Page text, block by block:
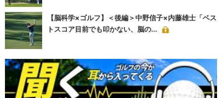
【脳科学×ゴルフ】＜後編＞中野信子×内藤雄士「ベス
トスコア目前でも叩かない、脳の...